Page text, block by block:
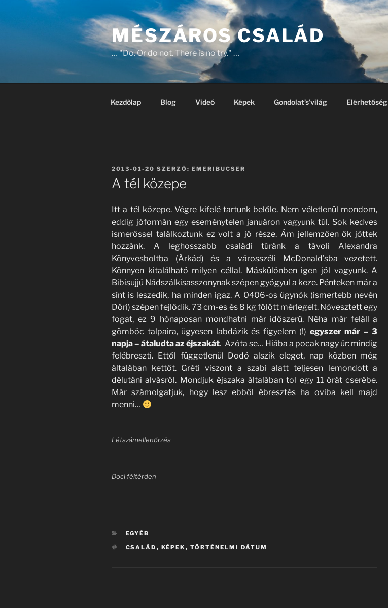
Tartalomhoz
MÉSZÁROS CSALÁD
… "Do. Or do not. There is no try." …
Kezdőlap Blog Videó Képek Gondolat’s’világ Elérhetőség
BEKÜLDVE:
2013-01-20 SZERZŐ: EMERIBUCSER
A tél közepe
Itt a tél közepe. Végre kifelé tartunk belőle. Nem véletlenül mondom,
eddig jóformán egy eseménytelen januáron vagyunk túl. Sok kedves
ismerőssel találkoztunk ez volt a jó része. Ám jellemzően ők jöttek
hozzánk. A leghosszabb családi túránk a távoli Alexandra
Könyvesboltba (Árkád) és a városszéli McDonald’sba vezetett.
Könnyen kitalálható milyen céllal. Máskülönben igen jól vagyunk. A
Bibisujjú Nádszálkisasszonynak szépen gyógyul a keze. Pénteken már a
sínt is leszedik, ha minden igaz. A 0406-os ügynök (ismertebb nevén
Dóri) szépen fejlődik. 73 cm-es és 8 kg fölött mérlegelt. Növesztett egy
fogat, ez 9 hónaposan mondhatni már időszerű. Néha már feláll a
gömböc talpaira, ügyesen labdázik és figyelem (!) egyszer már – 3
napja – átaludta az éjszakát. Azóta se… Hiába a pocak nagy úr: mindig
felébreszti. Ettől függetlenül Dodó alszik eleget, nap közben még
általában kettőt. Gréti viszont a szabi alatt teljesen lemondott a
délutáni alvásról. Mondjuk éjszaka általában tol egy 11 órát cserébe.
Már számolgatjuk, hogy lesz ebből ébresztés ha oviba kell majd
menni…
Létszámellenőrzés
Doci féltérden
KATEGÓRIÁK
EGYÉB
CÍMKÉK
CSALÁD , KÉPEK , TÖRTÉNELMI DÁTUM